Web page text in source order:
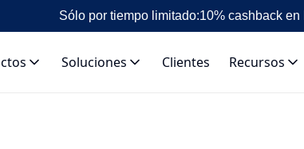
Sólo por tiempo limitado:10% cashback
Soluciones Clientes Recursos